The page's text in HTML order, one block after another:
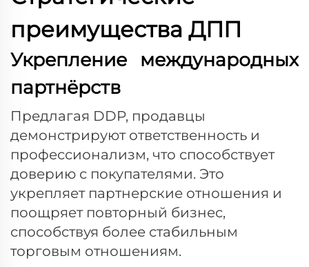
преимущества ДПП
Укрепление международных
партнёрств
Предлагая DDP, продавцы
демонстрируют ответственность и
профессионализм, что способствует
доверию с покупателями. Это
укрепляет партнерские отношения и
поощряет повторный бизнес,
способствуя более стабильным
торговым отношениям.